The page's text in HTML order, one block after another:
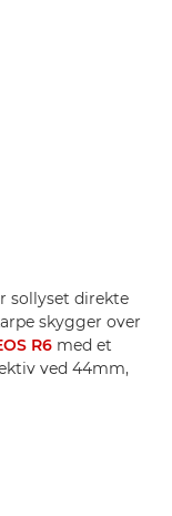
sollyset direkte
skygger over
R6 med et
ved 44mm,